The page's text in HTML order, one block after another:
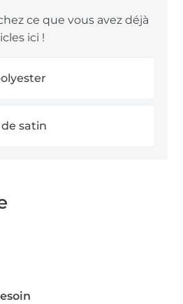
ce que vous avez déjà
ici !
polyester
de satin